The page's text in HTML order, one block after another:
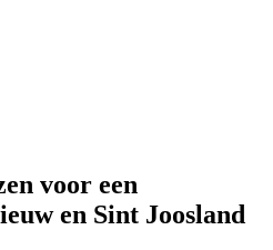
voor een
en Sint Joosland